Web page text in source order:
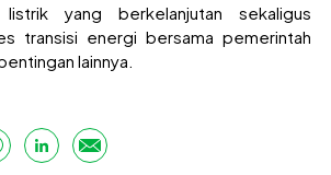
yang berkelanjutan sekaligus
transisi energi bersama pemerintah
lainnya.